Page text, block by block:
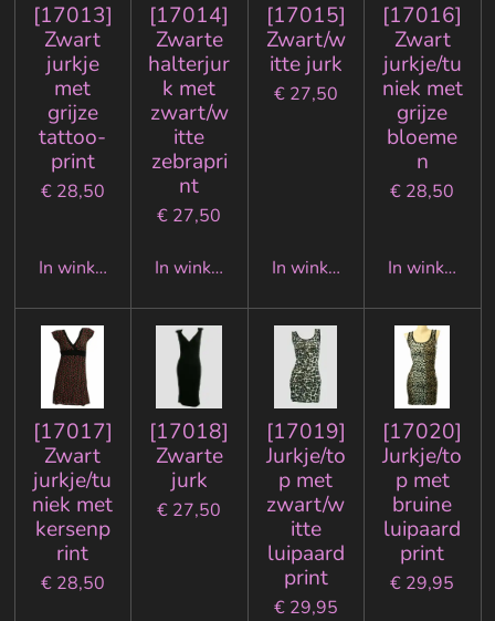
[17013]
Zwart
jurkje
met
grijze
tattoo-
print
€ 28,50
In winkelwagen
[17014]
Zwarte
halterjur
k met
zwart/w
itte
zebrapri
nt
€ 27,50
In winkelwagen
[17015]
Zwart/w
itte jurk
€ 27,50
In winkelwagen
[17016]
Zwart
jurkje/tu
niek met
grijze
bloeme
n
€ 28,50
In
[17017]
Zwart
jurkje/tu
niek met
kersenp
rint
€ 28,50
[17018]
Zwarte
jurk
€ 27,50
[17019]
Jurkje/to
p met
zwart/w
itte
luipaard
print
€ 29,95
[17020]
Jurkje/to
p met
bruine
luipaard
print
€ 29,95